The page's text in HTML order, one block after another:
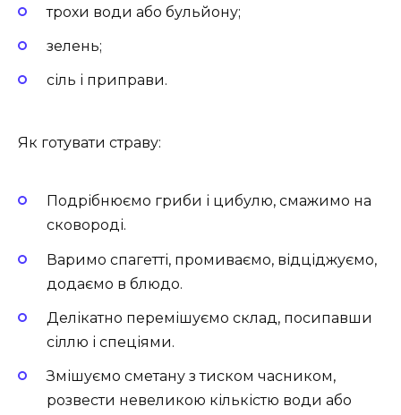
трохи води або бульйону;
зелень;
сіль і приправи.
Як готувати страву:
Подрібнюємо гриби і цибулю, смажимо на
сковороді.
Варимо спагетті, промиваємо, відціджуємо,
додаємо в блюдо.
Делікатно перемішуємо склад, посипавши
сіллю і спеціями.
Змішуємо сметану з тиском часником,
розвести невеликою кількістю води або